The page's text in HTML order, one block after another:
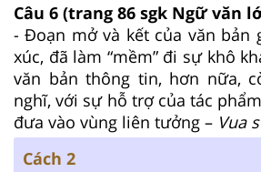
Câu 6 (trang 86 sgk Ngữ văn
- Đoạn mở và kết của văn bản
xúc, đã làm “mềm” đi sự khô
văn bản thông tin, hơn nữa,
nghĩ, với sự hỗ trợ của tác
đưa vào vùng liên tưởng – Vua
Cách 2